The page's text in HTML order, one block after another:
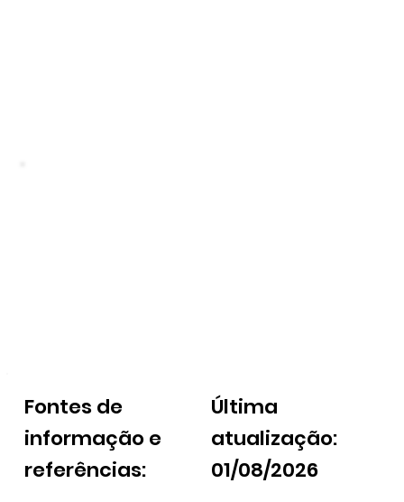
Fontes de
informação e
referências:
Última
atualização:
01/08/2026